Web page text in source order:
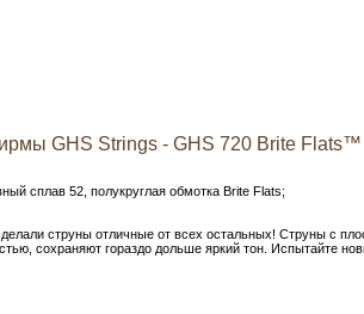
GHS Strings - GHS 720 Brite Flats™
сплав 52, полукруглая обмотка Brite Flats;
струны ​​отличные от всех остальных! Струны с
сохраняют гораздо дольше яркий тон. Испытайте